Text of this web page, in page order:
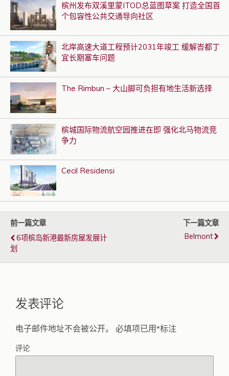
槟州发布双溪里蒙ITOD总蓝图草案 打造全国首
个包容性公共交通导向社区
北岸高速大道工程预计2031年竣工 缓解峇都丁
宜长期塞车问题
The Rimbun – 大山脚可负担有地生活新选择
槟城国际物流航空园推进在即 强化北马物流竞
争力
Cecil Residensi
前一篇文章
6项槟岛新港最新房屋发展计
划
下一篇文章
Belmont
发表评论
电子邮件地址不会被公开。 必填项已用*标注
评论